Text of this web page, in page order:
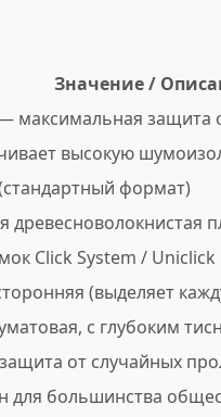
Значение /
— максимальная защита
высокую
формат)
древесноволокнистая
Click System / Uniclick
(выделяет
с глубоким
от случайных
для большинства